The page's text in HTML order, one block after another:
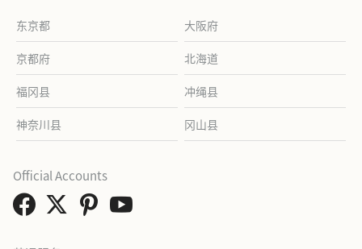
东京都 大阪府
京都府 北海道
福冈县 冲绳县
神奈川县 冈山县
Official Accounts